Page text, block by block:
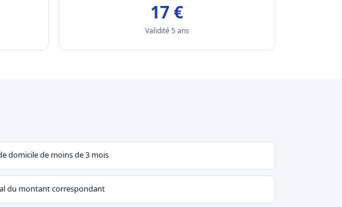
17 €
Validité 5 ans
domicile de moins de 3 mois
du montant correspondant